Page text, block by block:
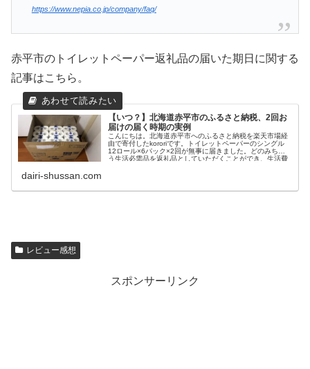
https://www.nepia.co.jp/company/faq/
赤平市のトイレットペーパー返礼品の届いた期日に関する
記事はこちら。
【いつ？】北海道赤平市のふるさと納税、2回お
届けの届く時期の実例
こんにちは。北海道赤平市へのふるさと納税を楽天市場経
由で寄付したkororiです。トイレットペーパーのシングル
12ロール×6パック×2回が無事に届きました。どのみち使
う生活必需品を返礼品としていただくことができ、生活費
dairi-shussan.com
レビュー感想
スポンサーリンク